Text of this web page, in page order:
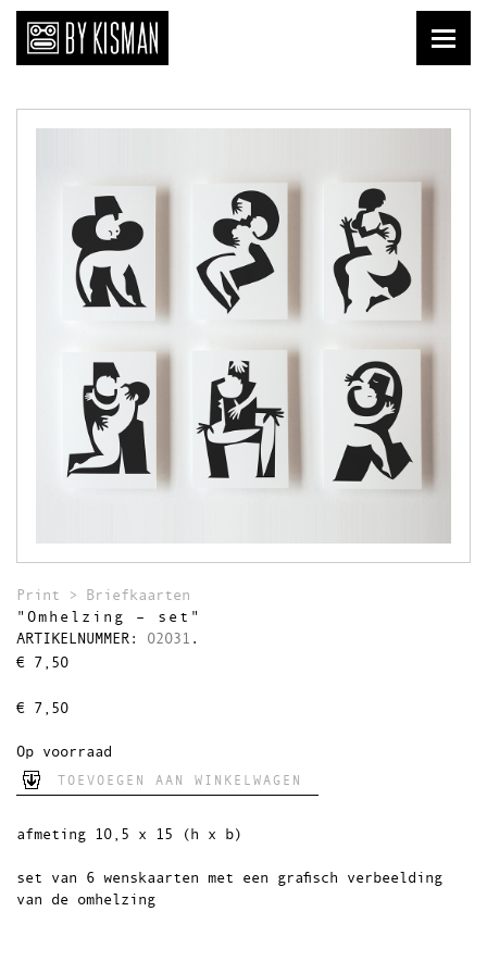
Prenten
Publicaties
Briefkaarten
Download
Textiel
Shirts
Tafelgoed
Uitverkocht
Print >
Briefkaarten
"Omhelzing – set"
ARTIKELNUMMER: 02031 .
€ 7,50
€ 7,50
Op voorraad
TOEVOEGEN AAN WINKELWAGEN
afmeting 10,5 x 15 (h x b)
set van 6 wenskaarten met een grafisch verbeelding
van de omhelzing